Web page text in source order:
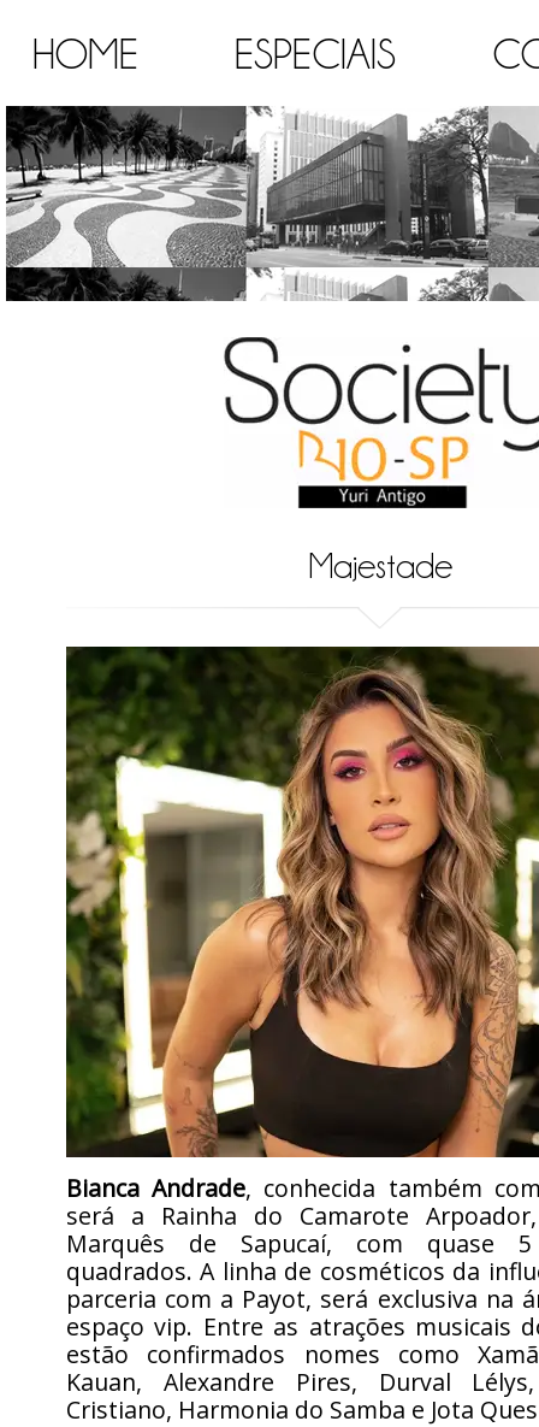
HOME ESPECIAIS
Majestade
Bianca Andrade, conhecida também
será a Rainha do Camarote
Marquês de Sapucaí, com quase
quadrados. A linha de cosméticos da
parceria com a Payot, será exclusiva na
espaço vip. Entre as atrações musicais
estão confirmados nomes como
Kauan, Alexandre Pires, Durval
Cristiano, Harmonia do Samba e Jota